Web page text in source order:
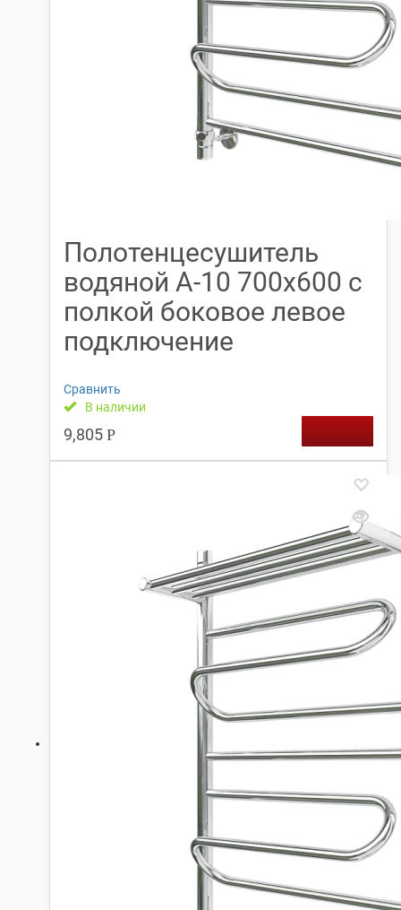
Полотенцесушитель
водяной А-10 700х600 с
полкой боковое левое
подключение
Сравнить
В наличии
9,805 Р